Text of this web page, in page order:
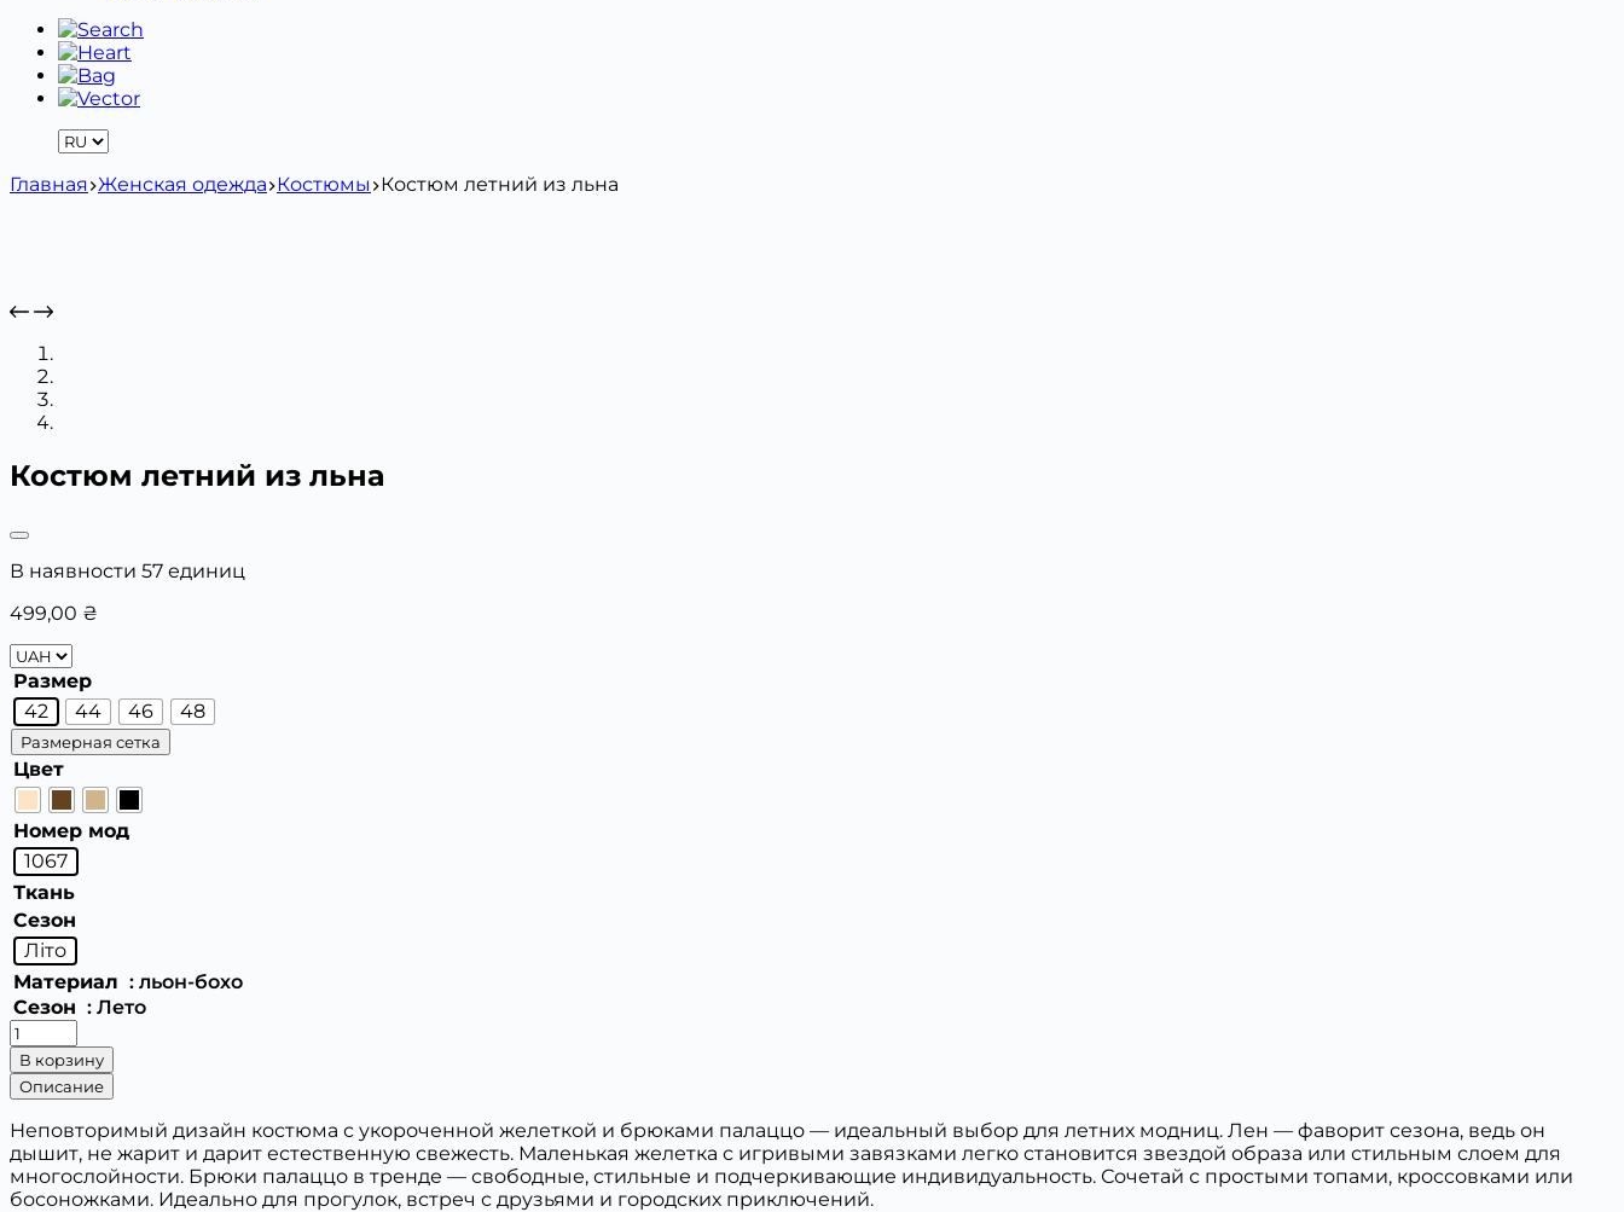
Главная Женская одежда Костюмы Костюм летний из льна
Костюм летний из льна
В наявности 57 единиц
499,00 ₴
Размер
42
44 46 48
Размерная сетка
Цвет
Номер мод
1067
Ткань
Сезон
Літо
Материал : льон-бохо
Сезон : Лето
Количество
товара
Костюм
летний
из
льна
В корзину
Описание
Неповторимый дизайн костюма с укороченной желеткой и брюками палаццо — идеальный выбор для летних модниц. Лен — фаворит сезона, ведь он
дышит, не жарит и дарит естественную свежесть. Маленькая желетка с игривыми завязками легко становится звездой образа или стильным слоем для
многослойности. Брюки палаццо в тренде — свободные, стильные и подчеркивающие индивидуальность. Сочетай с простыми топами, кроссовками или
босоножками. Идеально для прогулок, встреч с друзьями и городских приключений.